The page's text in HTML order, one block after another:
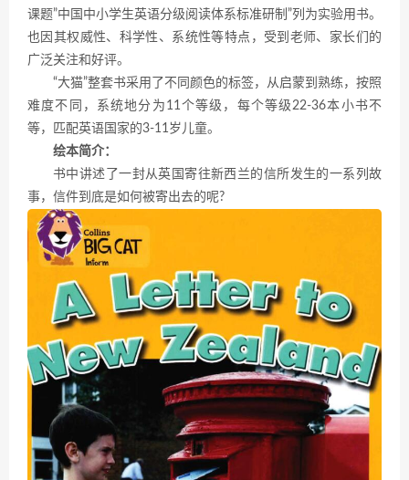
课题”中国中小学生英语分级阅读体系标准研制”列为实验用书。
也因其权威性、科学性、系统性等特点，受到老师、家长们的
广泛关注和好评。
“大猫”整套书采用了不同颜色的标签，从启蒙到熟练，按照
难度不同，系统地分为11个等级，每个等级22-36本小书不
等，匹配英语国家的3-11岁儿童。
绘本简介：
书中讲述了一封从英国寄往新西兰的信所发生的一系列故
事，信件到底是如何被寄出去的呢?